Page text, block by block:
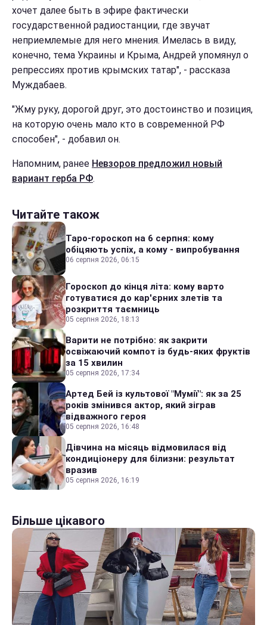
хочет далее быть в эфире фактически
государственной радиостанции, где звучат
неприемлемые для него мнения. Имелась в виду,
конечно, тема Украины и Крыма, Андрей упомянул о
репрессиях против крымских татар", - рассказа
Муждабаев.
"Жму руку, дорогой друг, это достоинство и позиция,
на которую очень мало кто в современной РФ
способен", - добавил он.
Напомним, ранее Невзоров предложил новый
вариант герба РФ.
Читайте також
Таро-гороскоп на 6 серпня: кому
обіцяють успіх, а кому - випробування
06 серпня 2026, 06:15
Гороскоп до кінця літа: кому варто
готуватися до кар'єрних злетів та
розкриття таємниць
05 серпня 2026, 18:13
Варити не потрібно: як закрити
освіжаючий компот із будь-яких фруктів
за 15 хвилин
05 серпня 2026, 17:34
Артед Бей із культової "Мумії": як за 25
років змінився актор, який зіграв
відважного героя
05 серпня 2026, 16:48
Дівчина на місяць відмовилася від
кондиціонеру для білизни: результат
вразив
05 серпня 2026, 16:19
Більше цікавого